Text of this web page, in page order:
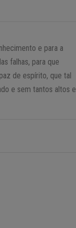
e para a
falhas, para que
de espírito, que tal
e sem tantos altos e